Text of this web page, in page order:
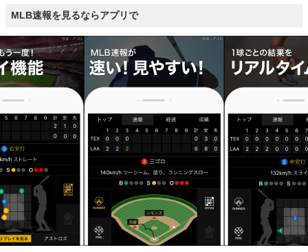
MLB速報を見るならアプリで